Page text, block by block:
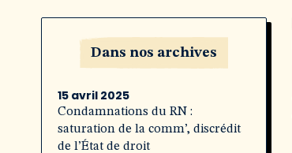
Dans nos archives
15 avril 2025
Condamnations du RN :
saturation de la comm’, discrédit
de l’État de droit